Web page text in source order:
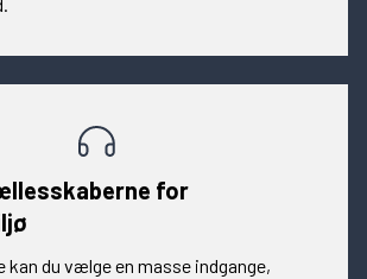
for
kan du vælge en masse indgange,